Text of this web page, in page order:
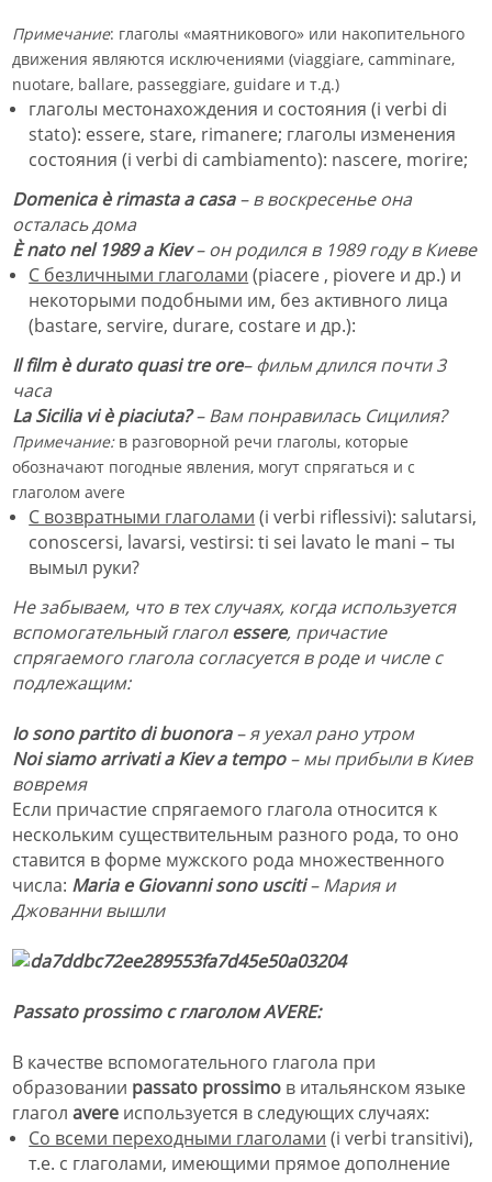
Примечание: глаголы «маятникового» или накопительного
движения являются исключениями (viaggiare, camminare,
nuotare, ballare, passeggiare, guidare и т.д.)
глаголы местонахождения и состояния (i verbi di
stato): essere, stare, rimanere; глаголы изменения
состояния (i verbi di cambiamento): nascere, morire;
Domenica è rimasta a casa– в воскресенье она
осталась дома
È nato nel 1989 a Kiev – он родился в 1989 году в Киеве
С безличными глаголами (piacere , piovere и др.) и
некоторыми подобными им, без активного лица
(bastare, servire, durare, costare и др.):
Il film è durato quasi tre ore– фильм длился почти 3
часа
La Sicilia vi è piaciuta?– Вам понравилась Сицилия?
Примечание:в разговорной речи глаголы, которые
обозначают погодные явления, могут спрягаться и с
глаголом avere
С возвратными глаголами (i verbi riflessivi): salutarsi,
conoscersi, lavarsi, vestirsi: ti sei lavato le mani – ты
вымыл руки?
Не забываем, что в тех случаях, когда используется
вспомогательный глаголessere, причастие
спрягаемого глагола согласуется в роде и числе с
подлежащим:
Io sono partito di buonora– я уехал рано утром
Noi siamo arrivati a Kiev a tempo– мы прибыли в Киев
вовремя
Если причастие спрягаемого глагола относится к
нескольким существительным разного рода, то оно
ставится в форме мужского рода множественного
числа: Maria e Giovanni sono usciti– Мария и
Джованни вышли
Passato prossimo с глаголомAVERE:
В качестве вспомогательного глагола при
образовании passato prossimo в итальянском языке
глаголavere используется в следующих случаях:
Со всеми переходными глаголами (i verbi transitivi),
т.е. с глаголами, имеющими прямое дополнение